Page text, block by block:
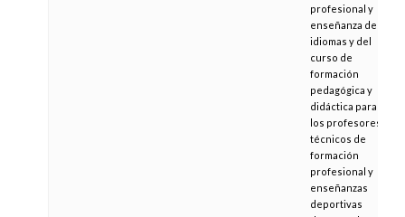
profesional y
enseñanza de
idiomas y del
curso de
formación
pedagógica y
didáctica para
los profesores
técnicos de
formación
profesional y
enseñanzas
deportivas